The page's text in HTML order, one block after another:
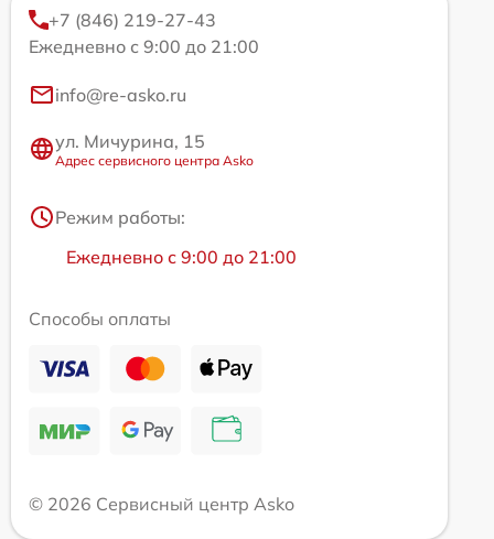
+7 (846) 219-27-43
Ежедневно с 9:00 до 21:00
info@re-asko.ru
ул. Мичурина, 15
Адрес сервисного центра Asko
Режим работы:
Ежедневно с 9:00 до 21:00
Способы оплаты
© 2026 Сервисный центр Asko